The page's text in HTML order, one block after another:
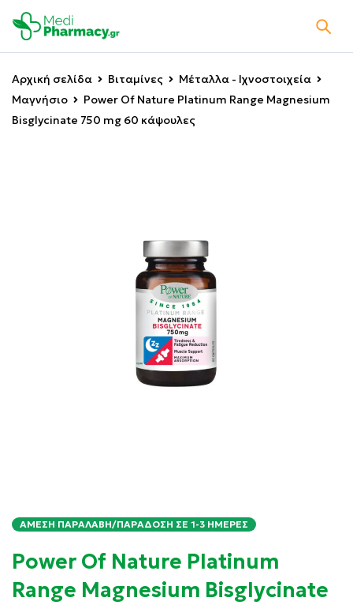
Αρχική σελίδα Βιταμίνες
Μέταλλα - Ιχνοστοιχεία
Μαγνήσιο
Power Of Nature Platinum Range Magnesium
Bisglycinate 750 mg 60 κάψουλες
ΆΜΕΣΗ ΠΑΡΑΛΑΒΉ/ΠΑΡΆΔΟΣΗ ΣΕ 1-3 ΗΜΈΡΕΣ
Power Of Nature Platinum
Range Magnesium Bisglycinate